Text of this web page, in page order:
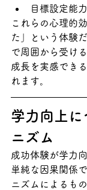
目標設定能
これらの心理的
た」という体験
で周囲から受け
成長を実感でき
れます。
学力向上に
ニズム
成功体験が学力
単純な因果関係
ニズムによるもの